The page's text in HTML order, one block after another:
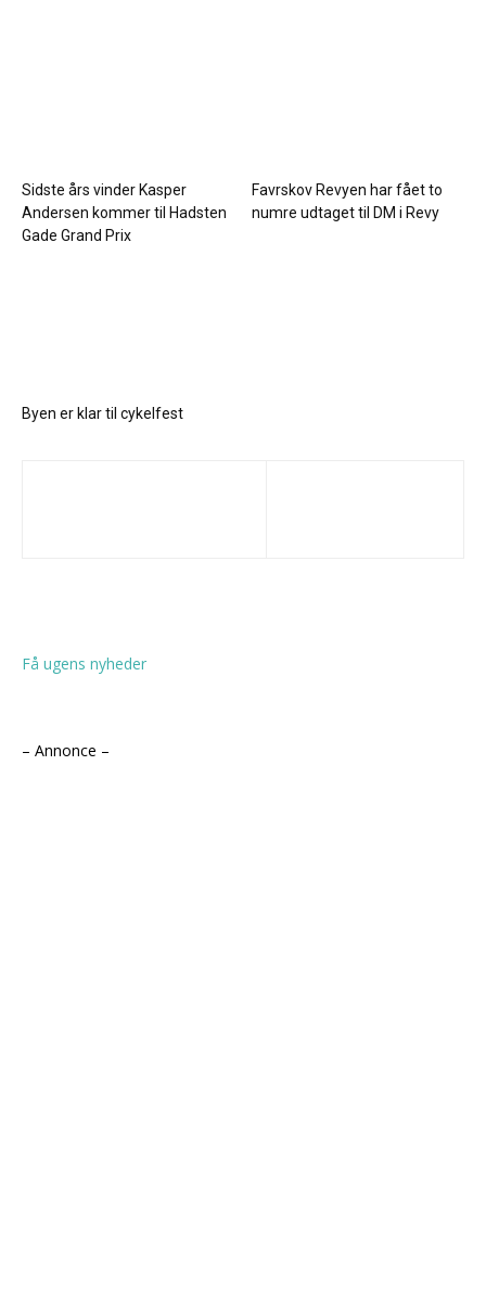
Sidste års vinder Kasper
Andersen kommer til Hadsten
Gade Grand Prix
Favrskov Revyen har fået to
numre udtaget til DM i Revy
Byen er klar til cykelfest
Få ugens nyheder
– Annonce –